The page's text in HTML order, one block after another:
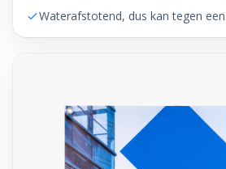
Waterafstotend, dus kan tegen